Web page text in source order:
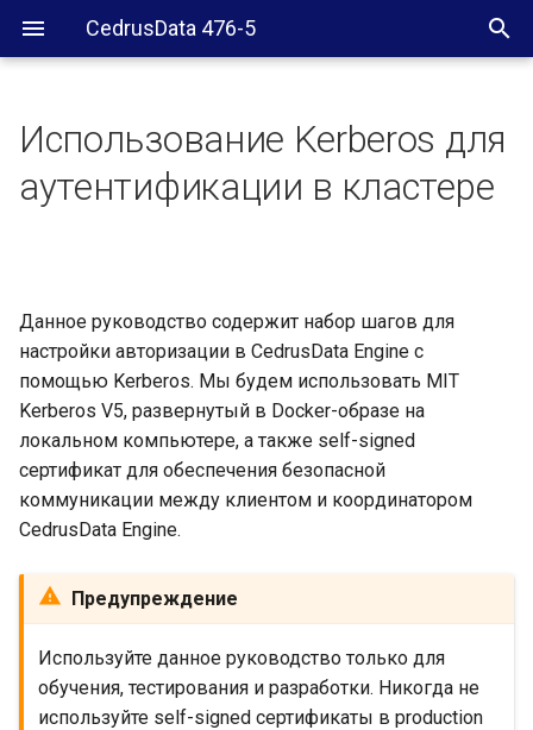
CedrusData 476-5
Подключение
JDBC-драйвер
Trino CLI
Trino Web UI (Linux +
Trino Web UI (Linux +
Google Chrome)
Trino REST API
Использование Kerberos для
аутентификации в кластере
Данное руководство содержит набор шагов для
настройки авторизации в CedrusData Engine с
помощью Kerberos. Мы будем использовать MIT
Kerberos V5, развернутый в Docker-образе на
локальном компьютере, а также self-signed
сертификат для обеспечения безопасной
коммуникации между клиентом и координатором
CedrusData Engine.
Предупреждение
Используйте данное руководство только для
обучения, тестирования и разработки. Никогда не
используйте self-signed сертификаты в production